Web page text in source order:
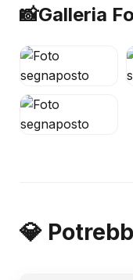
📸Galleria
💎